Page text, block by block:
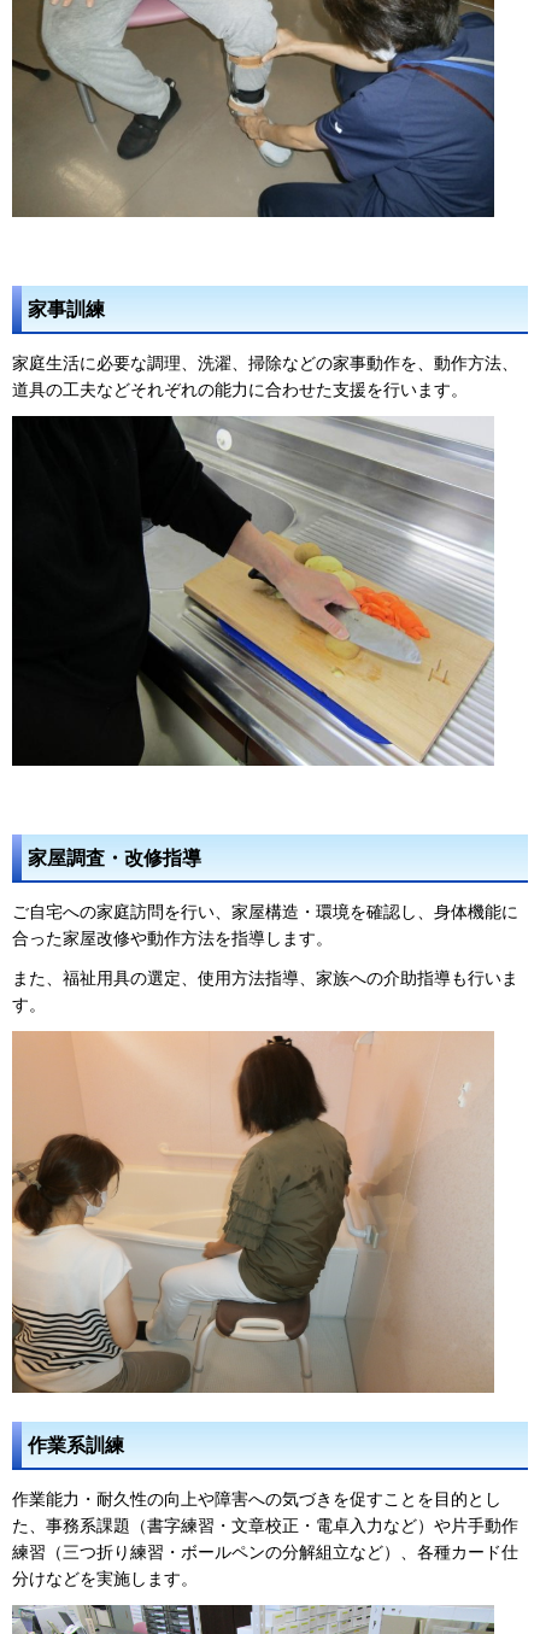
家事訓練
家庭生活に必要な調理、洗濯、掃除などの家事動作を、動作方法、
道具の工夫などそれぞれの能力に合わせた支援を行います。
家屋調査・改修指導
ご自宅への家庭訪問を行い、家屋構造・環境を確認し、身体機能に
合った家屋改修や動作方法を指導します。
また、福祉用具の選定、使用方法指導、家族への介助指導も行いま
す。
作業系訓練
作業能力・耐久性の向上や障害への気づきを促すことを目的とし
た、事務系課題（書字練習・文章校正・電卓入力など）や片手動作
練習（三つ折り練習・ボールペンの分解組立など）、各種カード仕
分けなどを実施します。